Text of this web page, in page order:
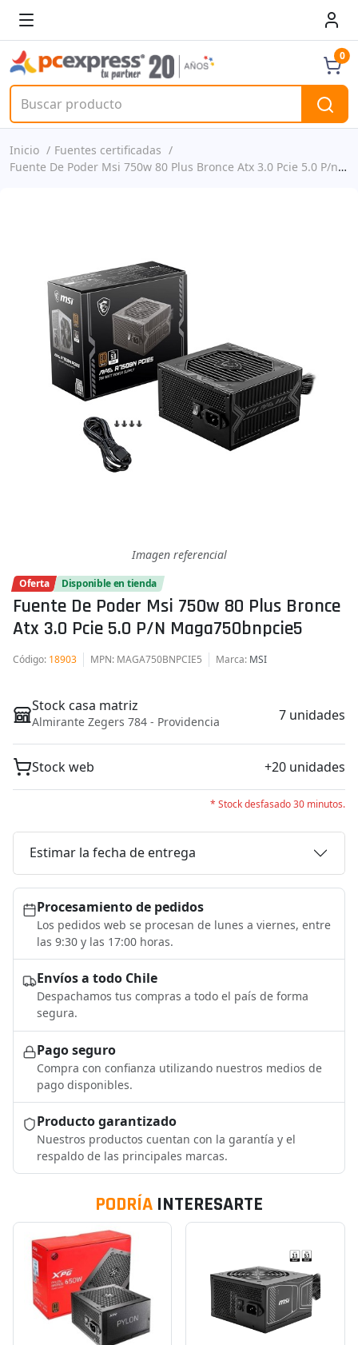
0
Inicio
Fuentes certificadas
Fuente De Poder Msi 750w 80 Plus Bronce Atx 3.0 Pcie 5.0 P/n Maga750bnpcie5
Imagen referencial
Oferta Disponible en tienda
Fuente De Poder Msi 750w 80 Plus Bronce
Atx 3.0 Pcie 5.0 P/n Maga750bnpcie5
Código: 18903 MPN: MAGA750BNPCIE5 Marca: MSI
Stock casa matriz
Almirante Zegers 784 - Providencia 7 unidades
Stock web +20 unidades
* Stock desfasado 30 minutos.
Estimar la fecha de entrega
Procesamiento de pedidos
Los pedidos web se procesan de lunes a viernes, entre
las 9:30 y las 17:00 horas.
Envíos a todo Chile
Despachamos tus compras a todo el país de forma
segura.
Pago seguro
Compra con confianza utilizando nuestros medios de
pago disponibles.
Producto garantizado
Nuestros productos cuentan con la garantía y el
respaldo de las principales marcas.
PODRÍA INTERESARTE